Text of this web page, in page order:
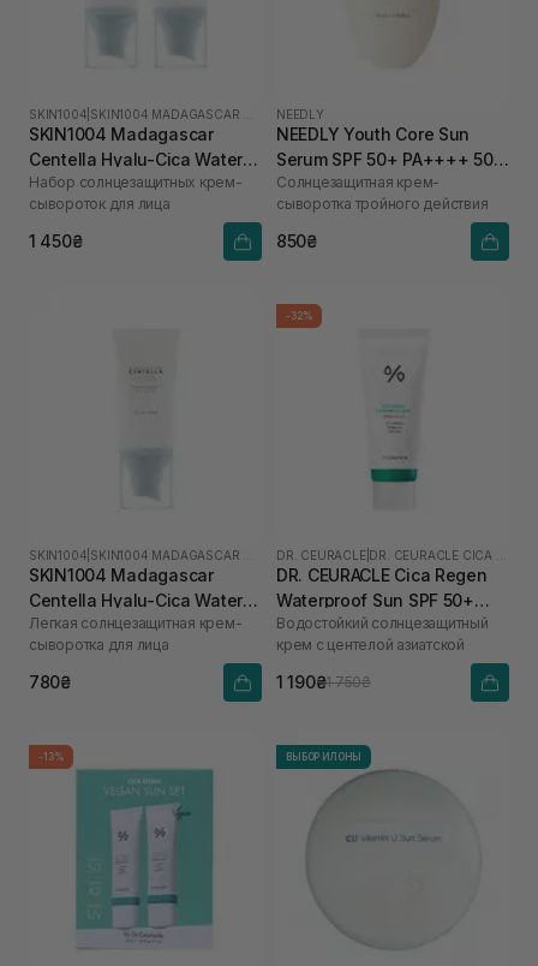
SKIN1004
SKIN1004 Madagascar
Centella Hyalu-Cica Water-
Fit Sun Serum
Набор солнцезащитных крем-
сывороток для лица
1 450₴
NEEDLY
NEEDLY Youth Core Sun
Serum SPF 50+ PA++++ 50
мл
Солнцезащитная крем-
сыворотка тройного действия
850₴
SKIN1004
SKIN1004 Madagascar
Centella Hyalu-Cica Water-
Fit Sun Serum SPF50+
PA++++ 50 мл
Легкая солнцезащитная крем-
сыворотка для лица
780₴
-32%
DR. CEURACLE
DR. CEURACLE Cica Regen
Waterproof Sun SPF 50+
PA++++ 100 мл
Водостойкий солнцезащитный
крем с центелой азиатской
1 190₴1 750₴
-13% ВЫБОР ИЛОНЫ